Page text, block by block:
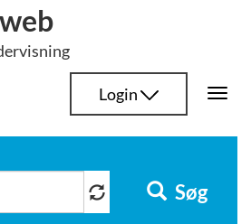
Login
Søg